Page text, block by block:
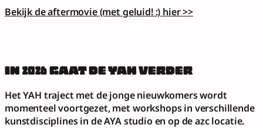
Bekijk de aftermovie (met geluid! :) hier >>
IN 2026 GAAT DE YAH VERDER
Het YAH traject met de jonge nieuwkomers wordt
momenteel voortgezet, met workshops in verschillende
kunstdisciplines in de AYA studio en op de azc locatie.